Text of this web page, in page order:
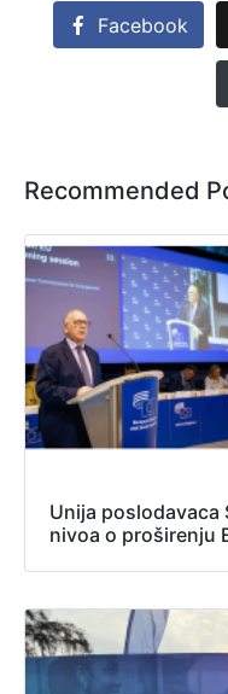
Facebook
Recommended
Unija poslodavaca
nivoa o proširenju